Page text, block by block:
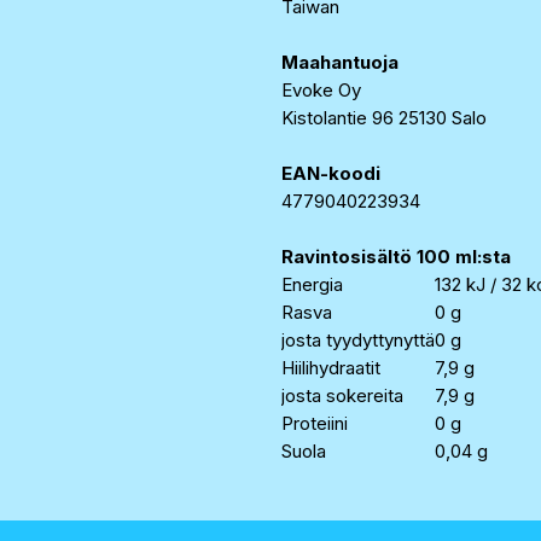
Taiwan
Maahantuoja
Evoke Oy
Kistolantie 96 25130 Salo
EAN-koodi
4779040223934
Ravintosisältö 100 ml:sta
Energia
132 kJ / 32
Rasva
0 g
josta tyydyttynyttä0 g
Hiilihydraatit
7,9 g
josta sokereita
7,9 g
Proteiini
0 g
Suola
0,04 g